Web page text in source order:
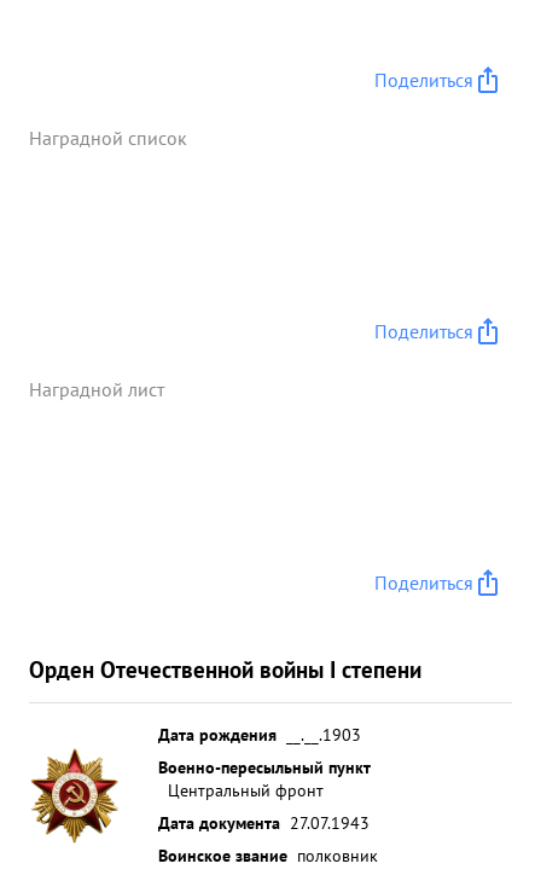
Поделиться
Наградной список
Поделиться
Наградной лист
Поделиться
Орден Отечественной войны I степени
Дата рождения
__.__.1903
Военно-пересыльный пункт
Центральный фронт
Дата документа 27.07.1943
Воинское звание полковник